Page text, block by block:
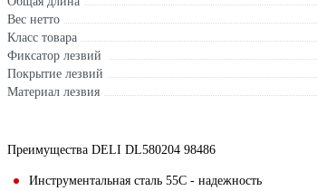
Вес нетто
Класс товара
Фиксатор лезвий
Покрытие лезвий
Материал лезвия
Преимущества DELI DL580204 98486
Инструментальная сталь 55С - надежность